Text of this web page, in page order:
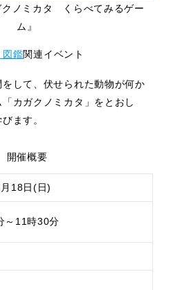
クノミカタ くらべてみるゲー
ム』
図鑑関連イベント
して、伏せられた動物が何か
カガクノミカタ」をとおし
ます。
開催概要
18日(日)
～11時30分